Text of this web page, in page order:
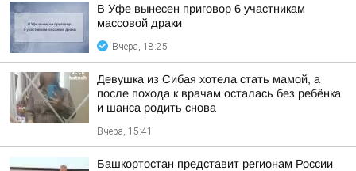
В Уфе вынесен приговор 6 участникам
массовой драки
Вчера, 18:25
Девушка из Сибая хотела стать мамой, а
после похода к врачам осталась без ребёнка
и шанса родить снова
Вчера, 15:41
Башкортостан представит регионам России